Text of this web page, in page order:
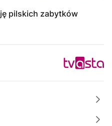
pilskich zabytków